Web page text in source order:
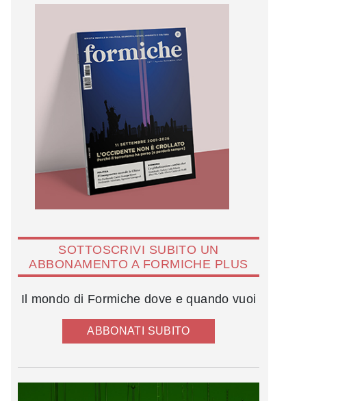
SOTTOSCRIVI SUBITO UN
ABBONAMENTO A FORMICHE PLUS
Il mondo di Formiche dove e quando vuoi
ABBONATI SUBITO